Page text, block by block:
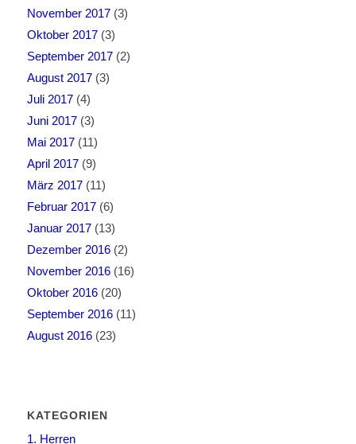
November 2017(3)
Oktober 2017(3)
September 2017(2)
August 2017(3)
Juli 2017(4)
Juni 2017(3)
Mai 2017(11)
April 2017(9)
März 2017(11)
Februar 2017(6)
Januar 2017(13)
Dezember 2016(2)
November 2016(16)
Oktober 2016(20)
September 2016(11)
August 2016(23)
KATEGORIEN
1. Herren